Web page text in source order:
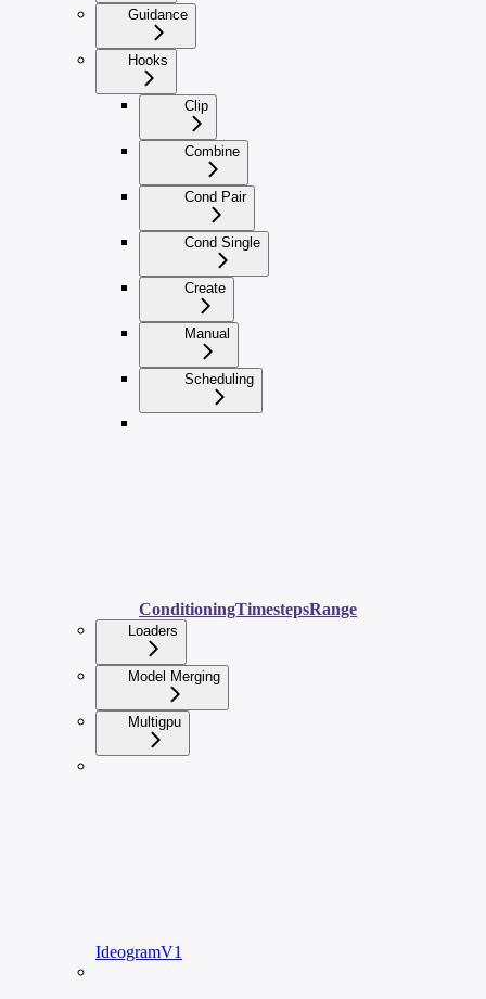
Guidance
Hooks
Clip
Combine
Cond Pair
Cond Single
Create
Manual
Scheduling
ConditioningTimestepsRange
Loaders
Model Merging
Multigpu
IdeogramV1